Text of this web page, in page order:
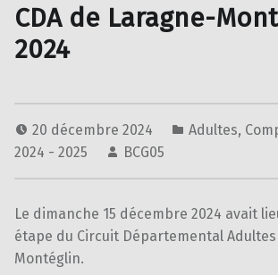
CDA de Laragne-
2024
20 décembre 2024 Adultes,
2024 - 2025
BCG05
Le dimanche 15 décembre 2024 avait
étape du Circuit Départemental
Montéglin.